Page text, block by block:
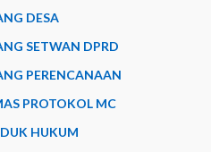
DESA
SETWAN DPRD
PERENCANAAN
PROTOKOL MC
HUKUM